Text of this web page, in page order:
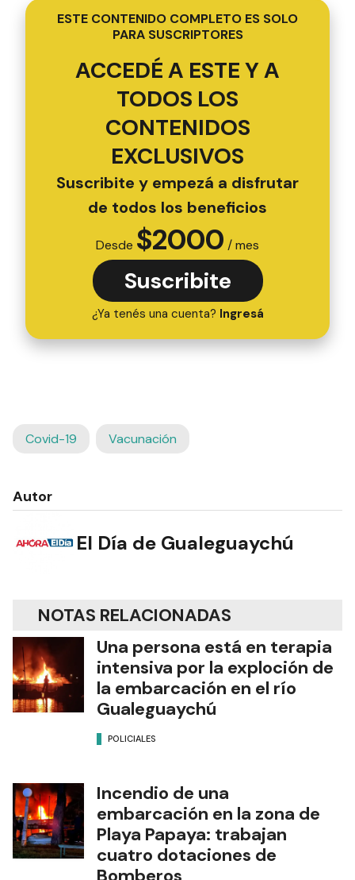
ESTE CONTENIDO COMPLETO ES SOLO
PARA SUSCRIPTORES
ACCEDÉ A ESTE Y A
TODOS LOS
CONTENIDOS
EXCLUSIVOS
Suscribite y empezá a disfrutar
de todos los beneficios
Desde $2000 / mes
Suscribite
¿Ya tenés una cuenta? Ingresá
Covid-19 Vacunación
Autor
El Día de Gualeguaychú
NOTAS RELACIONADAS
Una persona está en terapia
intensiva por la exploción de
la embarcación en el río
Gualeguaychú
POLICIALES
Incendio de una
embarcación en la zona de
Playa Papaya: trabajan
cuatro dotaciones de